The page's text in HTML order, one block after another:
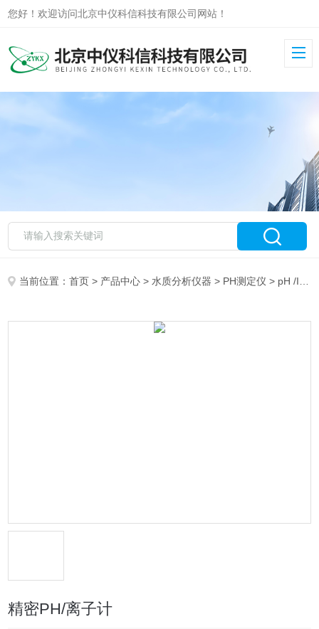
您好！欢迎访问北京中仪科信科技有限公司网站！
当前位置：首页 > 产品中心 > 水质分析仪器 > PH测定仪 > pH /ION 340i精密PH/离子计
精密PH/离子计